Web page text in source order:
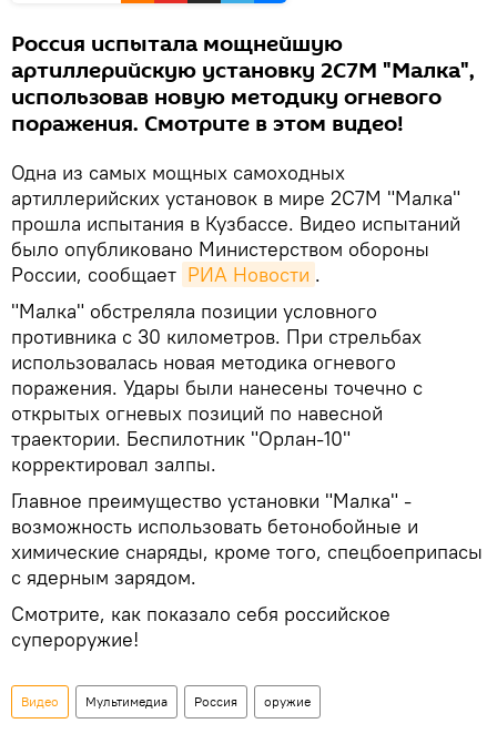
Россия испытала мощнейшую
артиллерийскую установку 2С7М "Малка",
использовав новую методику огневого
поражения. Смотрите в этом видео!
Одна из самых мощных самоходных
артиллерийских установок в мире 2С7М "Малка"
прошла испытания в Кузбассе. Видео испытаний
было опубликовано Министерством обороны
России, сообщает РИА Новости .
"Малка" обстреляла позиции условного
противника с 30 километров. При стрельбах
использовалась новая методика огневого
поражения. Удары были нанесены точечно с
открытых огневых позиций по навесной
траектории. Беспилотник "Орлан-10"
корректировал залпы.
Главное преимущество установки "Малка" -
возможность использовать бетонобойные и
химические снаряды, кроме того, спецбоеприпасы
с ядерным зарядом.
Смотрите, как показало себя российское
супероружие!
Видео Мультимедиа Россия оружие